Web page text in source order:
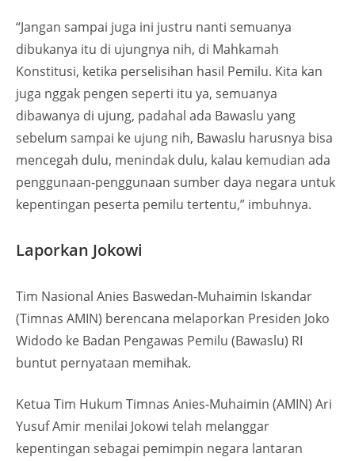
“Jangan sampai juga ini justru nanti semuanya
dibukanya itu di ujungnya nih, di Mahkamah
Konstitusi, ketika perselisihan hasil Pemilu. Kita kan
juga nggak pengen seperti itu ya, semuanya
dibawanya di ujung, padahal ada Bawaslu yang
sebelum sampai ke ujung nih, Bawaslu harusnya bisa
mencegah dulu, menindak dulu, kalau kemudian ada
penggunaan-penggunaan sumber daya negara untuk
kepentingan peserta pemilu tertentu,” imbuhnya.
Laporkan Jokowi
Tim Nasional Anies Baswedan-Muhaimin Iskandar
(Timnas AMIN) berencana melaporkan Presiden Joko
Widodo ke Badan Pengawas Pemilu (Bawaslu) RI
buntut pernyataan memihak.
Ketua Tim Hukum Timnas Anies-Muhaimin (AMIN) Ari
Yusuf Amir menilai Jokowi telah melanggar
kepentingan sebagai pemimpin negara lantaran